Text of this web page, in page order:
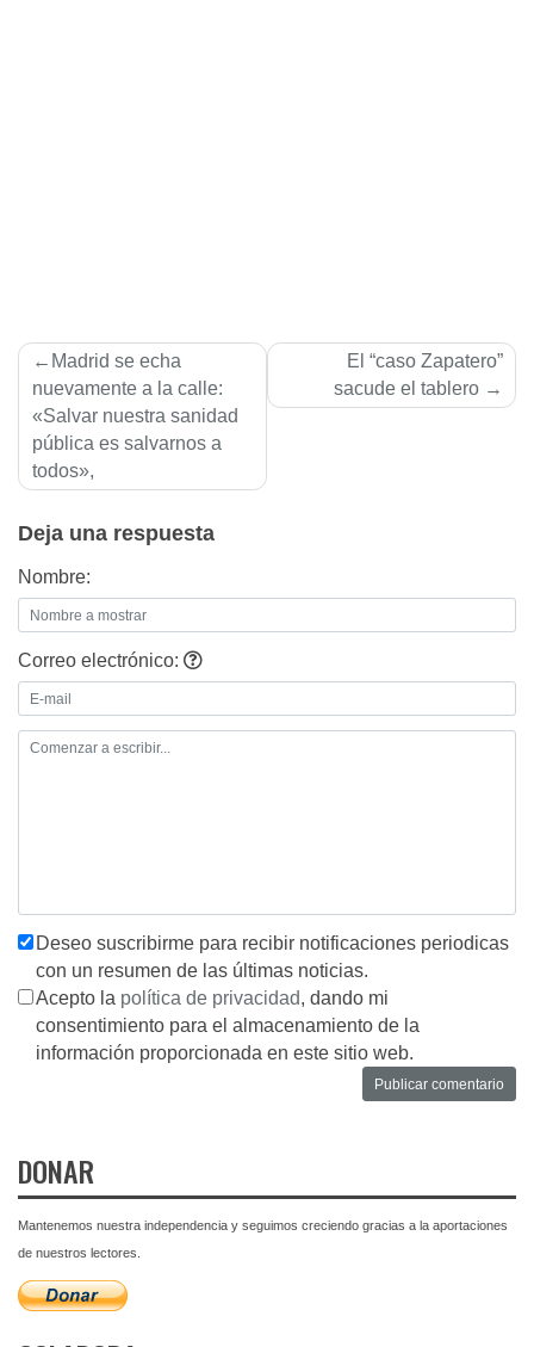
Navegación
de
entradas
Madrid se echa
nuevamente a la calle:
«Salvar nuestra sanidad
pública es salvarnos a
todos»,
El “caso Zapatero”
sacude el tablero
Deja una respuesta
Nombre:
Correo electrónico:
Deseo suscribirme para recibir notificaciones periodicas
con un resumen de las últimas noticias.
Acepto la política de privacidad, dando mi
consentimiento para el almacenamiento de la
información proporcionada en este sitio web.
DONAR
Mantenemos nuestra independencia y seguimos creciendo gracias a la aportaciones
de nuestros lectores.